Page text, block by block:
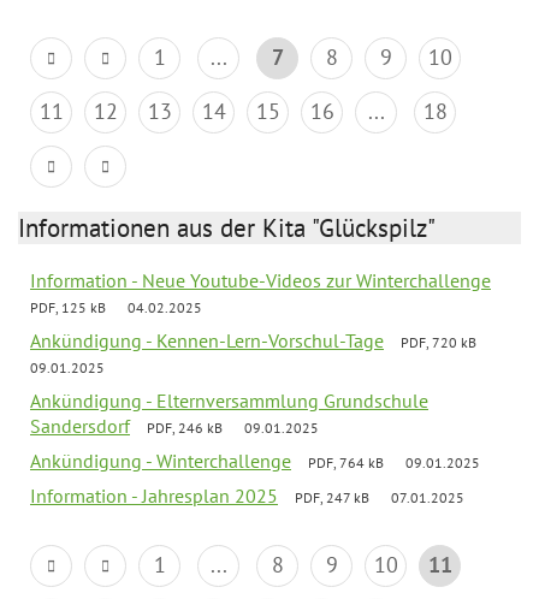
1 ... 7 8 9
10
11
12 13 14 15 16 ... 18
Informationen aus der Kita "Glückspilz"
Information - Neue Youtube-Videos zur Winterchallenge
PDF, 125 kB 04.02.2025
Ankündigung - Kennen-Lern-Vorschul-Tage
PDF, 720 kB
09.01.2025
Ankündigung - Elternversammlung Grundschule
Sandersdorf
PDF, 246 kB 09.01.2025
Ankündigung - Winterchallenge PDF, 764 kB 09.01.2025
Information - Jahresplan 2025 PDF, 247 kB 07.01.2025
1 ... 8 9 10
11